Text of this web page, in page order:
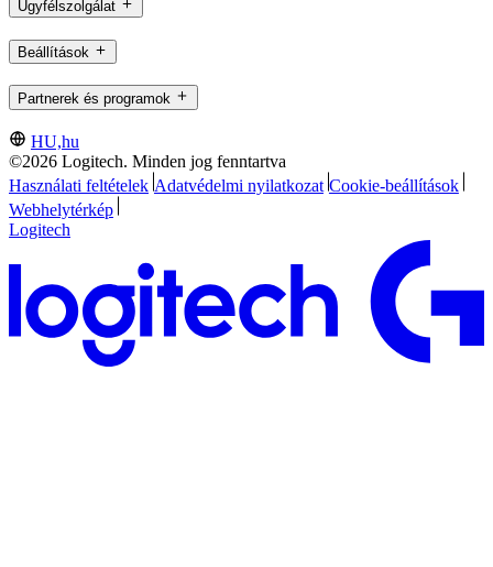
Ügyfélszolgálat
Beállítások
Partnerek és programok
HU,hu
©2026 Logitech. Minden jog fenntartva
Használati feltételek Adatvédelmi nyilatkozat Cookie-beállítások
Webhelytérkép
Logitech